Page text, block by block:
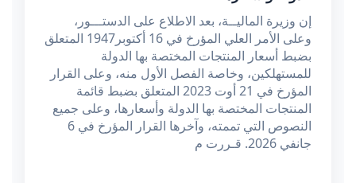
إن وزيرة الماليــة، بعد الاطلاع على الدستـــور،
وعلى الأمر العلي المؤرخ في 16 أكتوبر1947 المتعلق
بضبط أسعار المنتجات المختصة بها الدولة
للمستهلكين، وخاصة الفصل الأول منه، وعلى القرار
المؤرخ في 21 أوت 2023 المتعلق بضبط قائمة
المنتجات المختصة بها الدولة وأسعارها، وعلى جميع
النصوص التي تممته، وآخرها القرار المؤرخ في 6
جانفي 2026. قـررت م